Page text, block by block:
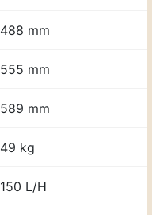
488 mm
555 mm
589 mm
49 kg
150 L/H